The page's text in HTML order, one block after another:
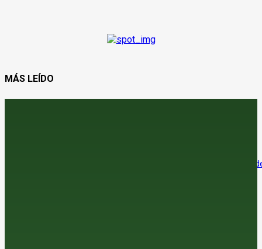
MÁS LEÍDO
El sector agroalimentario se afianza como el principal exportador